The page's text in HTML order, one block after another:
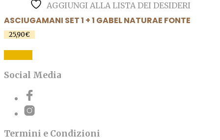
AGGIUNGI ALLA LISTA DEI DESIDERI
ASCIUGAMANI SET 1 + 1 GABEL NATURAE FONTE
25,90€
ha
Le
possono
Social Media
Termini e Condizioni